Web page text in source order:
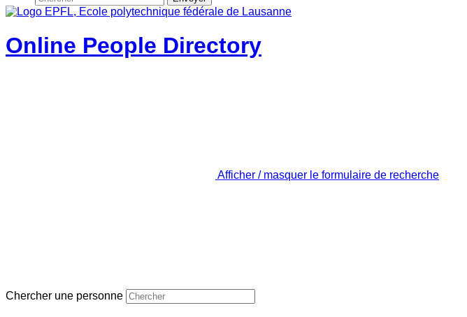
Online People Directory
Afficher / masquer le formulaire de recherche
Chercher une personne